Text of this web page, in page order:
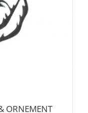
ORNEMENT